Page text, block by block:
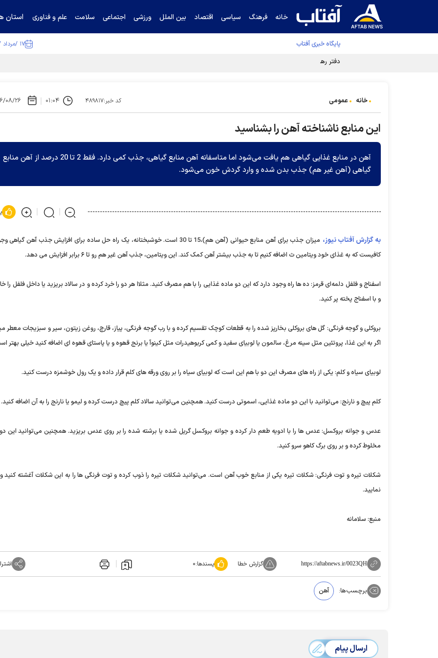
خانه فرهنگ سیاسی اقتصاد بین الملل ورزشی اجتماعی سلامت علم و فناوری استان
پایگاه خبری آفتاب ۱۷ /مرداد /۱۴۰۵
دفتر رهبر انقلاب ادعای خرازی درباره پزشکیان را تکذیب کرد
خانه عمومی کد خبر:۴۸۹۸۱۷ ۰۱:۰۴ ۱۳۹۶/
این منابع ناشناخته آهن را بشناسید
آھن در منابع غذایی گیاھی ھم یافت می‌شود اما متاسفانه آھن منابع گیاھی، جذب کمی دارد. فقط 2 تا 20 درصد از آھن منابع
گیاھی (آھن غیر ھم) جذب بدن شده و وارد گردش خون می‌شود.
به گزارش آفتاب نیوز،
میزان جذب برای آھن منابع حیوانی (آھن ھم)،15 تا 30 است. خوشبختانه، یک راه حل ساده برای افزایش جذب آھن
کافیست که به غذای خود ویتامین ث اضافه کنیم تا به جذب بیشتر آھن کمک کند. این ویتامین، جذب آھن غیر ھم رو تا ۶ برابر افزایش می دھد.
اسفناج و فلفل دلمه‌ای قرمز: ده ھا راه وجود دارد که این دو ماده غذایی را با ھم مصرف کنید. مثلاا ھر دو را خرد کرده و در سالاد بریزید یا داخل فلفل را
و با اسفناج پخته پر کنید.
بروکلی و گوجه فرنگی: گل ھای بروکلی بخارپز شده را به قطعات کوچک تقسیم کرده و با رب گوجه فرنگی، پیاز، قارچ، روغن زیتون، سیر و سبزیجات معطر
اگر به این غذا، پروتئین مثل سینه مرغ، سالمون یا لوبیای سفید و کمی کربوھیدرات مثل کینوآ یا برنج قھوه و یا پاستای قھوه ای اضافه کنید خیلی بهتر
لوبیای سیاه و کلم: یکی از راه ھای مصرف این دو با ھم این است که لوبیای سیاه را بر روی ورقه ھای کلم قرار داده و یک رول خوشمزه درست کنید.
کلم پیچ و نارنج: می‌توانید با این دو ماده غذایی، اسموتی درست کنید. ھمچنین می‌توانید سالاد کلم پیچ درست کرده و لیمو یا نارنج را به آن اضافه کنید.
عدس و جوانه بروکسل: عدس ھا را با ادویه طعم دار کرده و جوانه بروکسل گریل شده یا برشته شده را بر روی عدس بریزید. ھمچنین می‌توانید این دو
مخلوط کرده و بر روی برگ کاھو سرو کنید.
شکلات تیره و توت فرنگی: شکلات تیره یکی از منابع خوب آھن است. می‌توانید شکلات تیره را ذوب کرده و توت فرنگی ھا را به این شکلات آغشته
نمایید.
منبع: سلامانه
https://aftabnews.ir/0023QH گزارش خطا پسندها:۰
برچسب‌ها: آهن
ارسال پیام